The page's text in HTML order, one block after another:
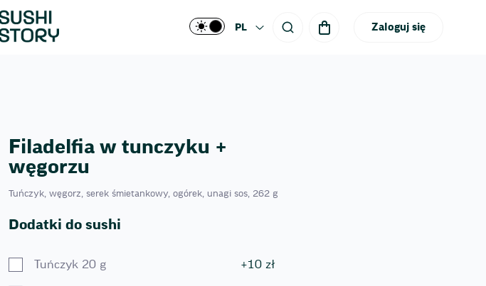
PL Zaloguj się
Filadelfia w tunczyku +
węgorzu
Tuńczyk, węgorz, serek śmietankowy, ogórek, unagi sos, 262 g
Dodatki do sushi
Tuńczyk 20 g +10 zł